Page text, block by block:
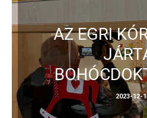
AZ EGRI
2023-12-